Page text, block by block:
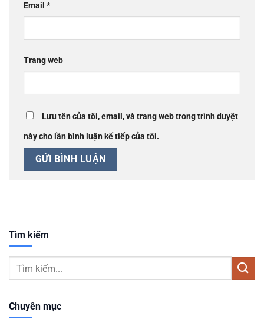
Email *
Trang web
Lưu tên của tôi, email, và trang web trong trình duyệt
này cho lần bình luận kế tiếp của tôi.
Tìm kiếm
Chuyên mục